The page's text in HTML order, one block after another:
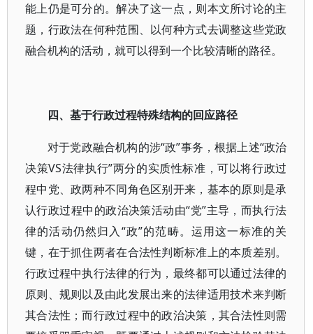
能上仍是可分的。解决了这一点，则本文所讨论的主
题，行政法在何种范围、以何种方式去调整这些党政
融合机构的活动，就可以得到一个比较清晰的路径。
四、基于行政过程特殊结构的回应路径
对于党政融合机构的涉“政”事务，根据上述“政治
决策VS法律执行”两分的实质性标准，可以将行政过
程中党、政两种不同角色区别开来，基本的原则是承
认行政过程中的政治决策活动由“党”主导，而执行法
律的活动仍然归入“政”的范畴。运用这一标准的关
键，在于抓住两者在合法性判断标准上的本质差别。
行政过程中执行法律的行为，最终都可以通过法律的
原则、规则以及由此发展出来的法律适用技术来判断
其合法性；而行政过程中的政治决策，其合法性则需